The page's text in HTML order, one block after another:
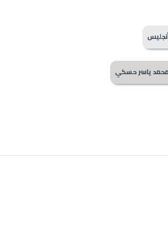
ياسر حسكي